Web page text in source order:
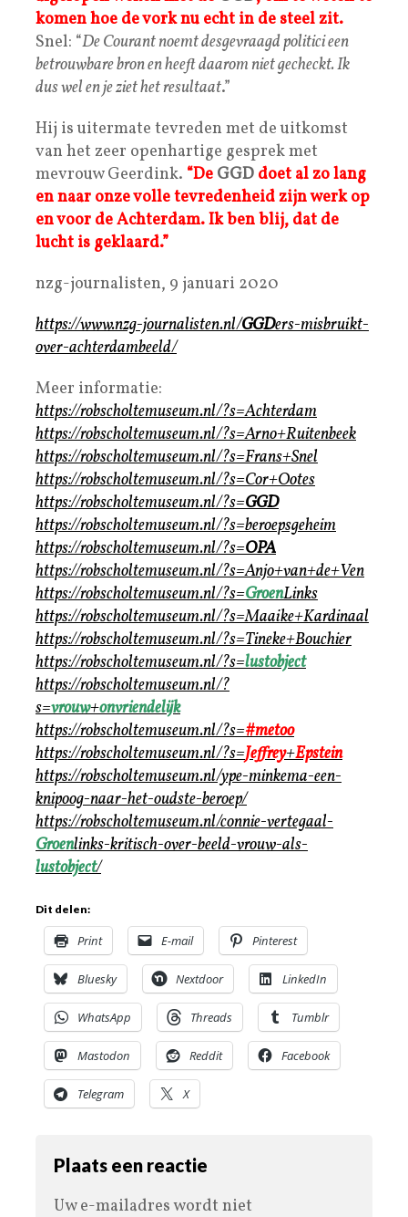
komen hoe de vork nu echt in de steel zit.
Snel: “De Courant noemt desgevraagd politici een
betrouwbare bron en heeft daarom niet gecheckt. Ik
dus wel en je ziet het resultaat.”
Hij is uitermate tevreden met de uitkomst
van het zeer openhartige gesprek met
mevrouw Geerdink. “De GGD doet al zo lang
en naar onze volle tevredenheid zijn werk op
en voor de Achterdam. Ik ben blij, dat de
lucht is geklaard.”
nzg-journalisten, 9 januari 2020
https://www.nzg-journalisten.nl/GGDers-misbruikt-
over-achterdambeeld/
Meer informatie:
https://robscholtemuseum.nl/?s=Achterdam
https://robscholtemuseum.nl/?s=Arno+Ruitenbeek
https://robscholtemuseum.nl/?s=Frans+Snel
https://robscholtemuseum.nl/?s=Cor+Ootes
https://robscholtemuseum.nl/?s=GGD
https://robscholtemuseum.nl/?s=beroepsgeheim
https://robscholtemuseum.nl/?s=OPA
https://robscholtemuseum.nl/?s=Anjo+van+de+Ven
https://robscholtemuseum.nl/?s=GroenLinks
https://robscholtemuseum.nl/?s=Maaike+Kardinaal
https://robscholtemuseum.nl/?s=Tineke+Bouchier
https://robscholtemuseum.nl/?s=lustobject
https://robscholtemuseum.nl/?
s=vrouw+onvriendelijk
https://robscholtemuseum.nl/?s=#metoo
https://robscholtemuseum.nl/?s=Jeffrey+Epstein
https://robscholtemuseum.nl/ype-minkema-een-
knipoog-naar-het-oudste-beroep/
https://robscholtemuseum.nl/connie-vertegaal-
Groenlinks-kritisch-over-beeld-vrouw-als-
lustobject/
Dit delen:
Print E-mail Pinterest
Bluesky Nextdoor LinkedIn
WhatsApp Threads Tumblr
Mastodon Reddit Facebook
Telegram X
Plaats een reactie
Uw e-mailadres wordt niet